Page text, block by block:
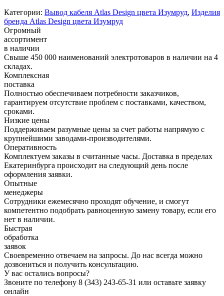
Категории: Вывод кабеля Atlas Design цвета Изумруд, Изделия
бренда Atlas Design цвета Изумруд
Огромный
ассортимент
в наличии
Свыше 450 000 наименований электротоваров в наличии на 4
складах.
Комплексная
поставка
Полностью обеспечиваем потребности заказчиков,
гарантируем отсутствие проблем с поставками, качеством,
сроками.
Низкие цены
Поддерживаем разумные цены за счет работы напрямую с
крупнейшими заводами-производителями.
Оперативность
Комплектуем заказы в считанные часы. Доставка в пределах
Екатеринбурга происходит на следующий день после
оформления заявки.
Опытные
менеджеры
Сотрудники ежемесячно проходят обучение, и смогут
компетентно подобрать равноценную замену товару, если его
нет в наличии.
Быстрая
обработка
заявок
Своевременно отвечаем на запросы. До нас всегда можно
дозвониться и получить консультацию.
У вас остались вопросы?
Звоните по телефону 8 (343) 243-65-31 или оставьте заявку
онлайн